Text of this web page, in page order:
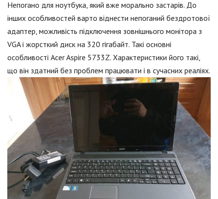
Непогано для ноутбука, який вже морально застарів. До
інших особливостей варто віднести непоганий бездротової
адаптер, можливість підключення зовнішнього монітора з
VGA і жорсткий диск на 320 гігабайт. Такі основні
особливості Acer Aspire 5733Z. Характеристики його такі,
що він здатний без проблем працювати і в сучасних реаліях.